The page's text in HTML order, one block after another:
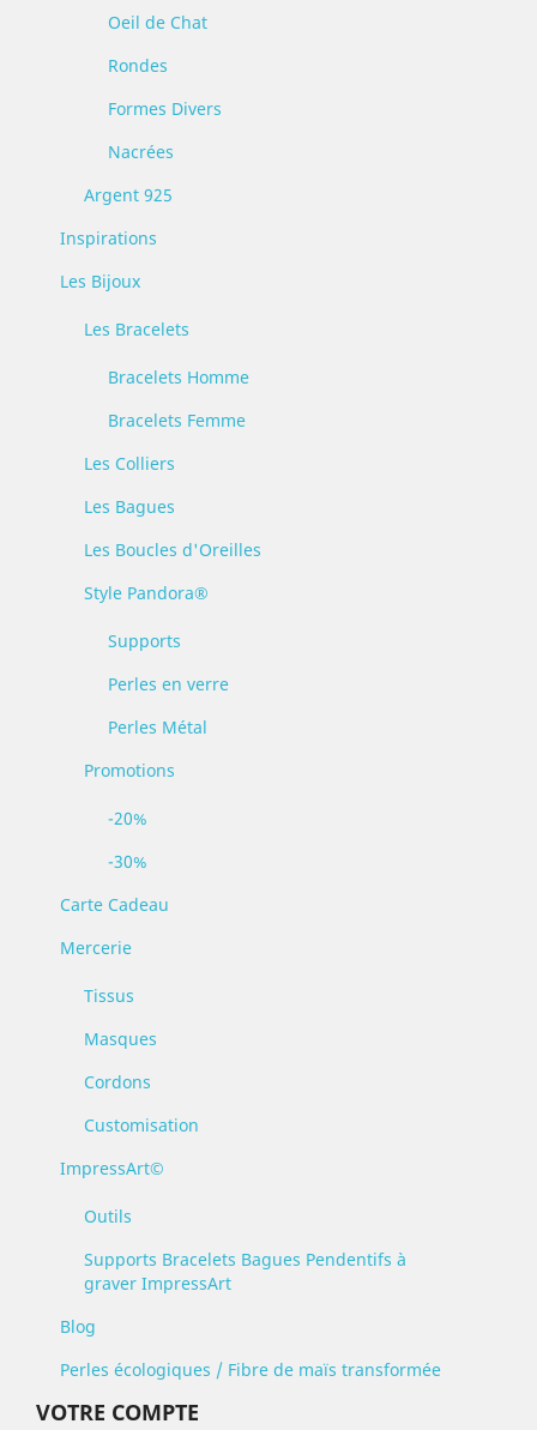
Oeil de Chat
Rondes
Formes Divers
Nacrées
Argent 925
Inspirations
Les Bijoux
Les Bracelets
Bracelets Homme
Bracelets Femme
Les Colliers
Les Bagues
Les Boucles d'Oreilles
Style Pandora®
Supports
Perles en verre
Perles Métal
Promotions
-20%
-30%
Carte Cadeau
Mercerie
Tissus
Masques
Cordons
Customisation
ImpressArt©
Outils
Supports Bracelets Bagues Pendentifs à
graver ImpressArt
Blog
Perles écologiques / Fibre de maïs transformée
VOTRE COMPTE